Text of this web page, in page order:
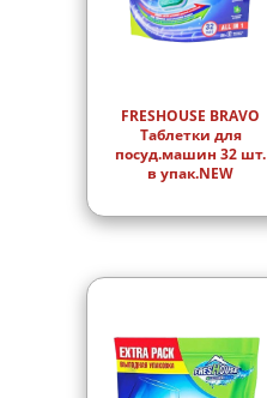
FRESHOUSE BRAVO
Таблетки для
посуд.машин 32 шт.
в упак.NEW